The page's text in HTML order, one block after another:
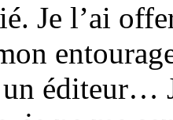
Je l’ai
éditeur…